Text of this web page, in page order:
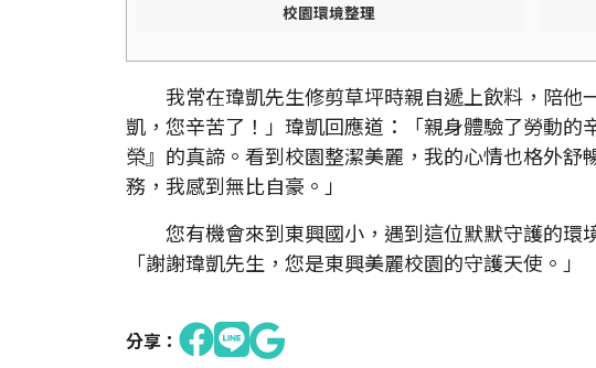
校園環境整理
我常在瑋凱先生修剪草坪時親自遞上飲料，陪他
凱，您辛苦了！」瑋凱回應道：「親身體驗了勞動的
榮』的真諦。看到校園整潔美麗，我的心情也格外舒
務，我感到無比自豪。」
您有機會來到東興國小，遇到這位默默守護的環
「謝謝瑋凱先生，您是東興美麗校園的守護天使。」
分享：